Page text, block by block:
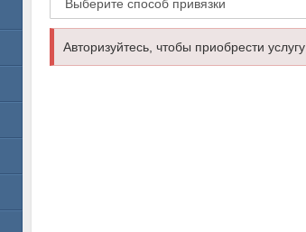
Авторизуйтесь, чтобы приобрести услугу